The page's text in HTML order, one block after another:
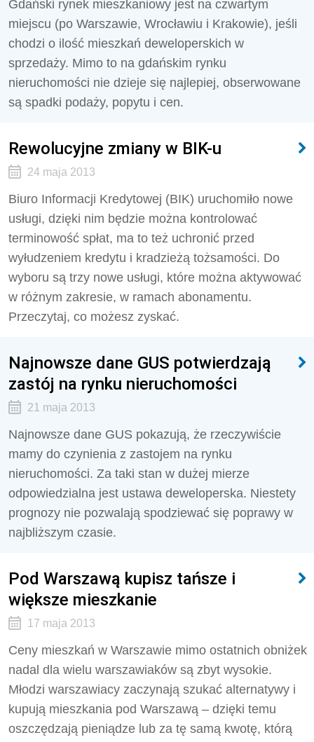
Gdański rynek mieszkaniowy jest na czwartym
miejscu (po Warszawie, Wrocławiu i Krakowie), jeśli
chodzi o ilość mieszkań deweloperskich w
sprzedaży. Mimo to na gdańskim rynku
nieruchomości nie dzieje się najlepiej, obserwowane
są spadki podaży, popytu i cen.
Rewolucyjne zmiany w BIK-u
24 maja 2013
Biuro Informacji Kredytowej (BIK) uruchomiło nowe
usługi, dzięki nim będzie można kontrolować
terminowość spłat, ma to też uchronić przed
wyłudzeniem kredytu i kradzieżą tożsamości. Do
wyboru są trzy nowe usługi, które można aktywować
w różnym zakresie, w ramach abonamentu.
Przeczytaj, co możesz zyskać.
Najnowsze dane GUS potwierdzają
zastój na rynku nieruchomości
21 maja 2013
Najnowsze dane GUS pokazują, że rzeczywiście
mamy do czynienia z zastojem na rynku
nieruchomości. Za taki stan w dużej mierze
odpowiedzialna jest ustawa deweloperska. Niestety
prognozy nie pozwalają spodziewać się poprawy w
najbliższym czasie.
Pod Warszawą kupisz tańsze i
większe mieszkanie
17 maja 2013
Ceny mieszkań w Warszawie mimo ostatnich obniżek
nadal dla wielu warszawiaków są zbyt wysokie.
Młodzi warszawiacy zaczynają szukać alternatywy i
kupują mieszkania pod Warszawą – dzięki temu
oszczędzają pieniądze lub za tę samą kwotę, którą